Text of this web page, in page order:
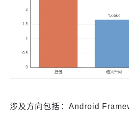
涉及方向包括：Android